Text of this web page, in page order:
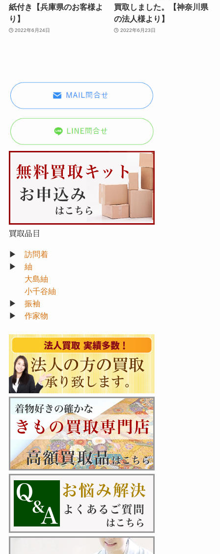
紙付き【兵庫県のお客様よ
り】
2022年6月24日
買取しました。【神奈川県
の法人様より】
2022年6月23日
買取品目
▶ 訪問着
▶ 紬
大島紬
小千谷紬
▶ 振袖
▶ 作家物